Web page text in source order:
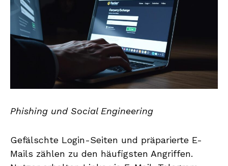
Phishing und Social Engineering
Gefälschte Login-Seiten und präparierte E-
Mails zählen zu den häufigsten Angriffen.